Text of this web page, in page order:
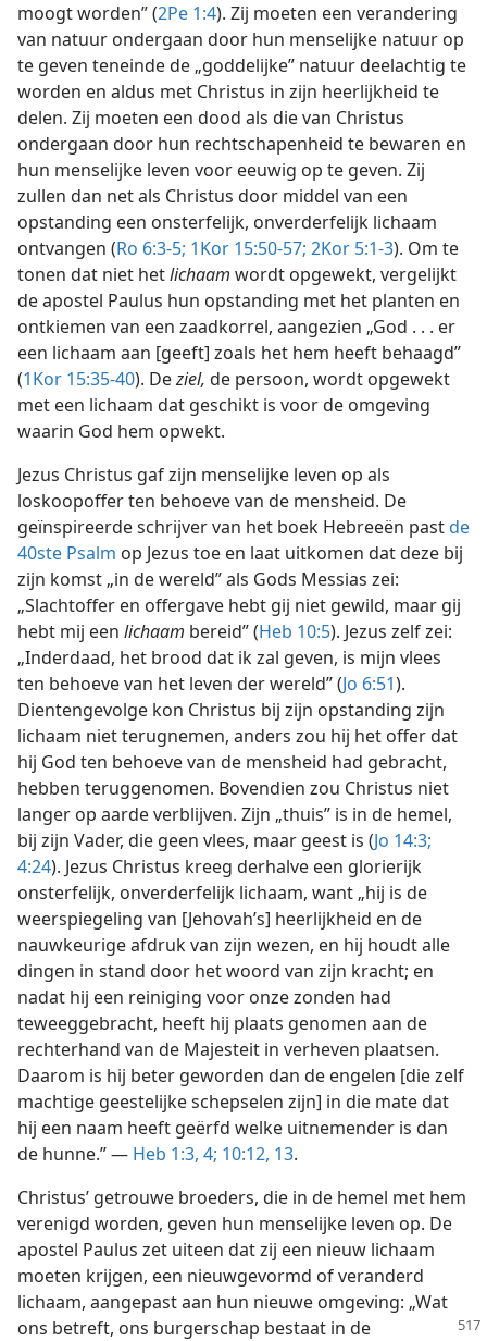
moogt worden” (2Pe 1:4). Zij moeten een verandering
van natuur ondergaan door hun menselijke natuur op
te geven teneinde de „goddelijke” natuur deelachtig te
worden en aldus met Christus in zijn heerlijkheid te
delen. Zij moeten een dood als die van Christus
ondergaan door hun rechtschapenheid te bewaren en
hun menselijke leven voor eeuwig op te geven. Zij
zullen dan net als Christus door middel van een
opstanding een onsterfelijk, onverderfelijk lichaam
ontvangen (Ro 6:3-5; 1Kor 15:50-57; 2Kor 5:1-3). Om te
tonen dat niet hetlichaam wordt opgewekt, vergelijkt
de apostel Paulus hun opstanding met het planten en
ontkiemen van een zaadkorrel, aangezien „God . . . er
een lichaam aan [geeft] zoals het hem heeft behaagd”
(1Kor 15:35-40). Deziel, de persoon, wordt opgewekt
met een lichaam dat geschikt is voor de omgeving
waarin God hem opwekt.
Jezus Christus gaf zijn menselijke leven op als
loskoopoffer ten behoeve van de mensheid. De
geïnspireerde schrijver van het boek Hebreeën pastde
40ste Psalm op Jezus toe en laat uitkomen dat deze bij
zijn komst „in de wereld” als Gods Messias zei:
„Slachtoffer en offergave hebt gij niet gewild, maar gij
hebt mij een lichaam bereid” (Heb 10:5). Jezus zelf zei:
„Inderdaad, het brood dat ik zal geven, is mijn vlees
ten behoeve van het leven der wereld” (Jo 6:51).
Dientengevolge kon Christus bij zijn opstanding zijn
lichaam niet terugnemen, anders zou hij het offer dat
hij God ten behoeve van de mensheid had gebracht,
hebben teruggenomen. Bovendien zou Christus niet
langer op aarde verblijven. Zijn „thuis” is in de hemel,
bij zijn Vader, die geen vlees, maar geest is (Jo 14:3;
4:24). Jezus Christus kreeg derhalve een glorierijk
onsterfelijk, onverderfelijk lichaam, want „hij is de
weerspiegeling van [Jehovah’s] heerlijkheid en de
nauwkeurige afdruk van zijn wezen, en hij houdt alle
dingen in stand door het woord van zijn kracht; en
nadat hij een reiniging voor onze zonden had
teweeggebracht, heeft hij plaats genomen aan de
rechterhand van de Majesteit in verheven plaatsen.
Daarom is hij beter geworden dan de engelen [die zelf
machtige geestelijke schepselen zijn] in die mate dat
hij een naam heeft geërfd welke uitnemender is dan
de hunne.” — Heb 1:3, 4; 10:12, 13.
Christus’ getrouwe broeders, die in de hemel met hem
verenigd worden, geven hun menselijke leven op. De
apostel Paulus zet uiteen dat zij een nieuw lichaam
moeten krijgen, een nieuwgevormd of veranderd
lichaam, aangepast aan hun nieuwe omgeving: „Wat
ons betreft, ons burgerschap bestaat in de